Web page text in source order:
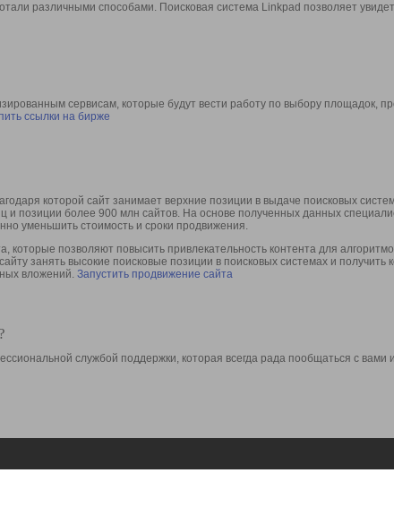
различными способами. Поисковая система Linkpad позволяет
сервисам, которые будут вести работу по выбору площадок,
ссылки на бирже
которой сайт занимает верхние позиции в выдаче поисковых
и позиции более 900 млн сайтов. На основе полученных данных
уменьшить стоимость и сроки продвижения.
позволяют повысить привлекательность контента для
занять высокие поисковые позиции в поисковых системах и получить
вложений. Запустить продвижение сайта
службой поддержки, которая всегда рада пообщаться с